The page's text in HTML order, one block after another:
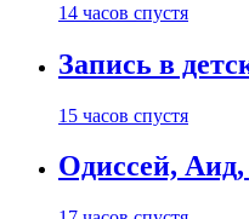
14 часов спустя
Запись в
15 часов спустя
Одиссей,